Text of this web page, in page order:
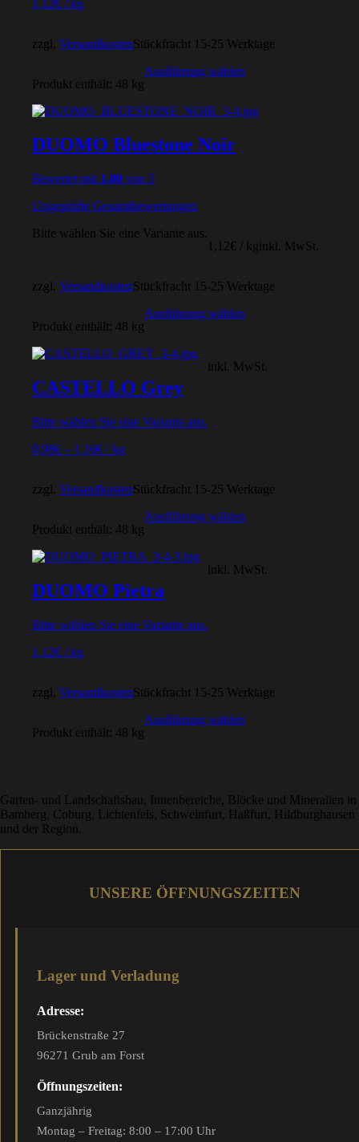
1,12€ / kg
zzgl. VersandkostenStückfracht 15-25 Werktage
Produkt enthält: 48 kg
Ausführung wählen
DUOMO Bluestone Noir
Bewertet mit 1.00 von 5
Ungeprüfte Gesamtbewertungen
Bitte wählen Sie eine Variante aus.
1,12€ kg inkl. MwSt.
zzgl. VersandkostenStückfracht 15-25 Werktage
Produkt enthält: 48 kg
Ausführung wählen
CASTELLO Grey
Bitte wählen Sie eine Variante aus.
0,98€ – 1,16€ /kg
inkl. MwSt.
zzgl. VersandkostenStückfracht 15-25 Werktage
Produkt enthält: 48 kg
Ausführung wählen
DUOMO Pietra
Bitte wählen Sie eine Variante aus.
1,12€ /kg
inkl. MwSt.
zzgl. VersandkostenStückfracht 15-25 Werktage
Produkt enthält: 48 kg
Ausführung wählen
Garten- und Landschaftsbau, Innenbereiche, Blöcke und Mineralien in
Bamberg, Coburg, Lichtenfels, Schweinfurt, Haßfurt, Hildburghausen
und der Region.
UNSERE ÖFFNUNGSZEITEN
Lager und Verladung
Adresse:
Brückenstraße 27
96271 Grub am Forst
Öffnungszeiten:
Ganzjährig
Montag – Freitag: 8:00 – 17:00 Uhr